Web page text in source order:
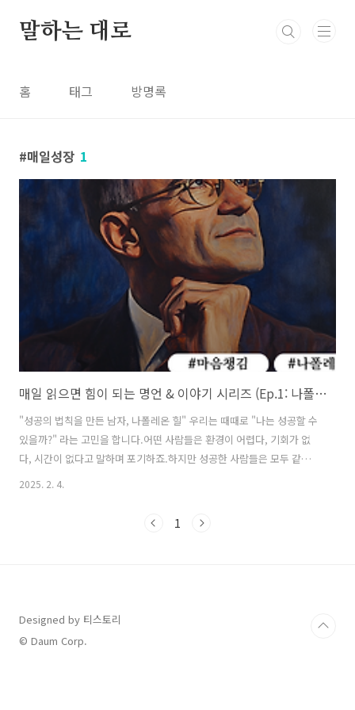
말하는 대로
홈 태그 방명록
매일성장 1
매일 읽으면 힘이 되는 명언 & 이야기 시리즈 (Ep.1: 나폴레온 힐)
"성공의 법칙을 만든 남자, 나폴레온 힐" 우리는 때때로 "나는 성공할 수
있을까?" 라는 고민을 합니다.어떤 사람들은 환경이 어렵다, 기회가 없
다, 시간이 없다고 말하며 포기하죠.하지만 성공한 사람들은 모두 같은
원칙을 따릅니다.그 원칙을 발견하고 정리한 사람이 바로 나폴레온 힐
표를 향해 나아가는 데 도움이 될 실천 방법을 함께 나눠볼까요? 1. 나폴
2025. 2. 4.
1
Designed by 티스토리
© Daum Corp.